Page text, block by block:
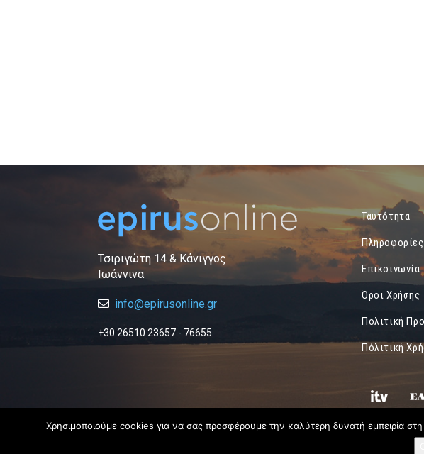
Τσιριγώτη 14 & Κάνιγγος
Ιωάννινα
info@epirusonline.gr
+30 26510 23657 - 76655
Ταυτότητα
Επικοινωνία
Όροι Χρήσης
Πολιτική
Πόλιτική
Χρησιμοποιούμε cookies για να σας προσφέρουμε την καλύτερη δυνατή εμπειρία